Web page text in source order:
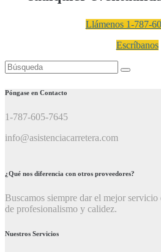
Llámenos 1-787-
Escríbanos
Buscar:
Póngase en Contacto
1-787-605-7645
info@asistenciacarretera.com
¿Qué nos diferencia con otros proveedores?
Buscamos siempre dar el mejor servicio
de profesionalismo y calidez.
Nuestros Servicios